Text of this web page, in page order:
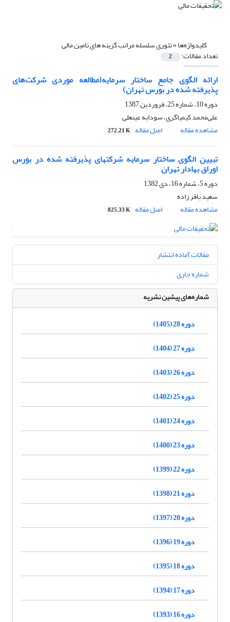
کلیدواژه‌ها =تئوری سلسله مراتب گزینه های تامین مالی
تعداد مقالات: 2
ارائه الگوی جامع ساختار سرمایه(مطالعه موردی شرکت‌های
پذیرفته شده در بورس تهران)
دوره 10، شماره 25، فروردین 1387
علی‌محمد کیمیاگری، سودابه عینعلی
مشاهده مقاله
اصل مقاله 272.21 K
تبیین الگوی ساختار سرمایه شرکتهای پذیرفته شده در بورس
اوراق بهادار تهران
دوره 5، شماره 16، دی 1382
سعید باقر زاده
مشاهده مقاله
اصل مقاله 825.33 K
مقالات آماده انتشار
شماره جاری
شماره‌های پیشین نشریه
دوره 28 (1405)
دوره 27 (1404)
دوره 26 (1403)
دوره 25 (1402)
دوره 24 (1401)
دوره 23 (1400)
دوره 22 (1399)
دوره 21 (1398)
دوره 20 (1397)
دوره 19 (1396)
دوره 18 (1395)
دوره 17 (1394)
دوره 16 (1393)